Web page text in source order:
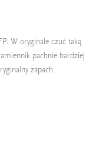
W oryginale czuć taką
pachnie bardziej
zapach.